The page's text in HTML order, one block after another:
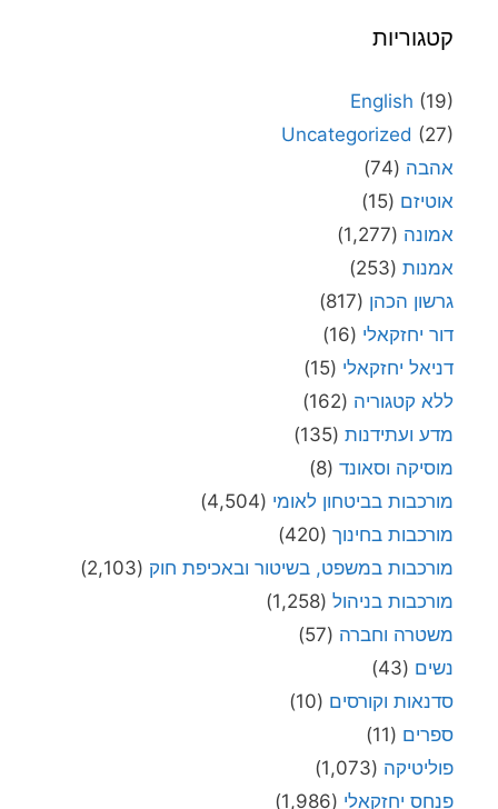
קטגוריות
English (19)
Uncategorized (27)
אהבה (74)
אוטיזם (15)
אמונה (1,277)
אמנות (253)
גרשון הכהן (817)
דור יחזקאלי (16)
דניאל יחזקאלי (15)
ללא קטגוריה (162)
מדע ועתידנות (135)
מוסיקה וסאונד (8)
מורכבות בביטחון לאומי (4,504)
מורכבות בחינוך (420)
מורכבות במשפט, בשיטור ובאכיפת חוק (2,103)
מורכבות בניהול (1,258)
משטרה וחברה (57)
נשים (43)
סדנאות וקורסים (10)
ספרים (11)
פוליטיקה (1,073)
פנחס יחזקאלי (1,986)